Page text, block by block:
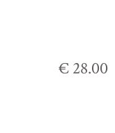
€ 28.00